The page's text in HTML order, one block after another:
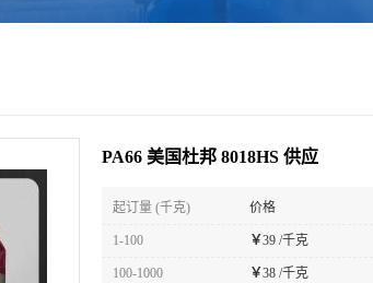
PA66 美国杜邦 8018HS 供应
起订量 (千克) 价格
1-100 ￥39 /千克
100-1000 ￥38 /千克